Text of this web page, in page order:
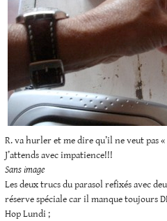
R. va hurler et me dire qu’il ne veut pas
J’attends avec impatience!!!
Sans image
Les deux trucs du parasol refixés avec
réserve spéciale car il manque toujours
Hop Lundi ;